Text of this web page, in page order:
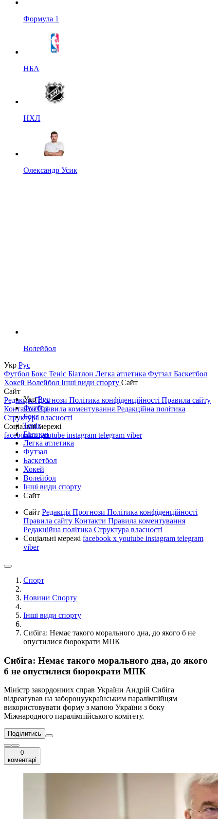
Формула 1
НБА
НХЛ
Олександр Усик
Волейбол
Укр Рус
Футбол Бокс Теніс Біатлон Легка атлетика Футзал Баскетбол
Хокей Волейбол Інші види спорту Сайт
Сайт
РедакціяПрогнози Політика конфіденційності Правила сайту
КонтактиПравила коментування Редакційна політика
Структура власності
Соціальні мережі
facebookxyoutube instagram telegram viber
УкрРус
Футбол
Бокс
Теніс
Біатлон
Легка атлетика
Футзал
Баскетбол
Хокей
Волейбол
Інші види спорту
Сайт
Сайт Редакція Прогнози Політика конфіденційності
Правила сайту Контакти Правила коментування
Редакційна політика Структура власності
Соціальні мережі facebook x youtube instagram telegram
viber
Спорт
Новини Спорту
Інші види спорту
Сибіга: Немає такого морального дна, до якого б не
опустилися бюрократи МПК
Сибіга: Немає такого морального дна, до якого
б не опустилися бюрократи МПК
Міністр закордонних справ України Андрій Сибіга
відреагував на заборонуукраїнським паралімпійцям
використовувати форму з мапою України з боку
Міжнародного паралімпійського комітету.
Поділитись
0
коментарі